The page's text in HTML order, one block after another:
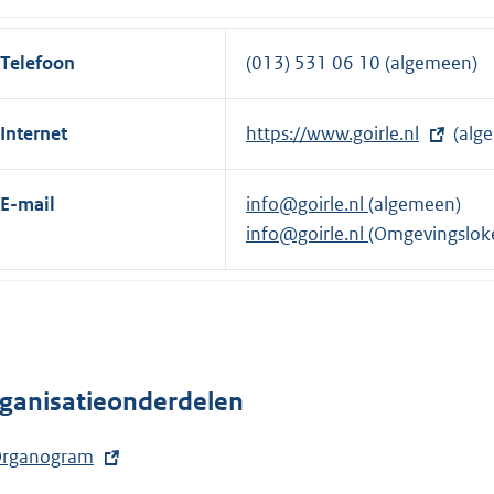
i
k
:
e
i
n
k
:
Telefoon (013) 531 06 10 (algemeen)
Internet
E
x
t
e
n
https://www.goirle.nl
E-mail info@goirle.nl (algemeen)
info@goirle.nl